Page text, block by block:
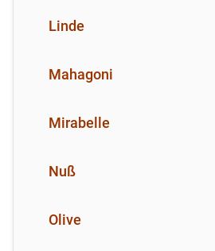
Linde
Mahagoni
Mirabelle
Nuß
Olive